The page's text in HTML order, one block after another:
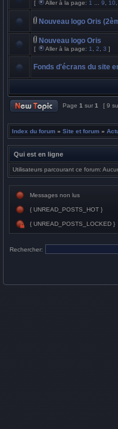
[ Aller à la page: 1 9 10
Nouveau logo Oris
Nouveau logo Oris
[ Aller à la page: 1 2 3 ]
Fonds d'écrans du site
Page 1 sur 1 [ 9
Index du forum » Site et forum »
Qui est en ligne
Utilisateurs parcourant ce forum:
Messages non lus
{ UNREAD_POSTS_HOT }
{ UNREAD_POSTS_LOCKED }
Rechercher: